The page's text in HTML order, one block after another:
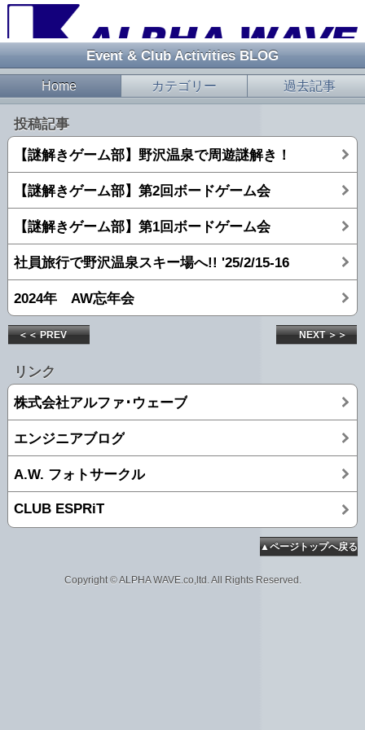
Event & Club Activities BLOG
Home カテゴリー 過去記事
投稿記事
【謎解きゲーム部】野沢温泉で周遊謎解き！
【謎解きゲーム部】第2回ボードゲーム会
【謎解きゲーム部】第1回ボードゲーム会
社員旅行で野沢温泉スキー場へ!! '25/2/15-16
2024年 AW忘年会
＜＜ PREV NEXT ＞＞
リンク
株式会社アルファ･ウェーブ
エンジニアブログ
A.W. フォトサークル
CLUB ESPRiT
▲ページトップへ戻る
Copyright © ALPHA WAVE.co,ltd. All Rights Reserved.